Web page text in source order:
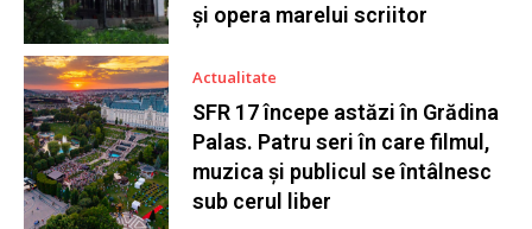
și opera marelui scriitor
Actualitate
SFR 17 începe astăzi în Grădina
Palas. Patru seri în care filmul,
muzica și publicul se întâlnesc
sub cerul liber